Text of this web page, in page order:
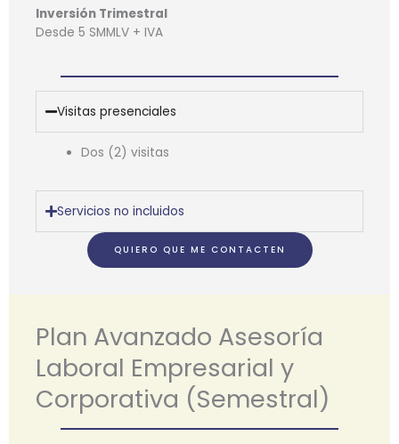
Inversión Trimestral
Desde 5 SMMLV + IVA
Visitas presenciales
Dos (2) visitas
Servicios no incluidos
QUIERO QUE ME CONTACTEN
Plan Avanzado Asesoría
Laboral Empresarial y
Corporativa (Semestral)